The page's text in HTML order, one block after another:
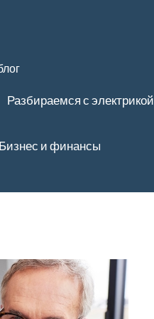
Разбираемся с электрикой
Бизнес и финансы